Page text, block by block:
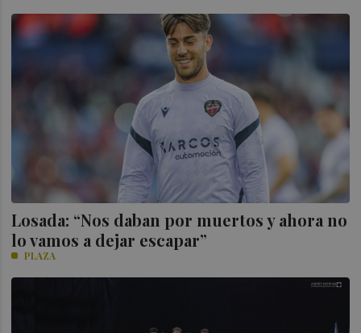
Losada: “Nos daban por muertos y ahora no
lo vamos a dejar escapar”
PLAZA